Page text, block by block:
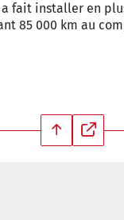
fait installer en
85 000 km au